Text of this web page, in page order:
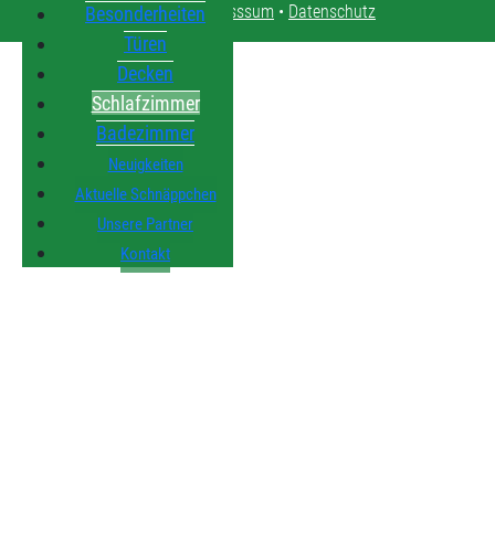
Besonderheiten
Türen
Decken
Schlafzimmer
Badezimmer
Neuigkeiten
Aktuelle Schnäppchen
Unsere Partner
Kontakt
Kontakt•Impresssum • Datenschutz